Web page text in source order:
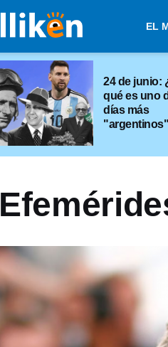
EL
24 de junio:
qué es uno
días más